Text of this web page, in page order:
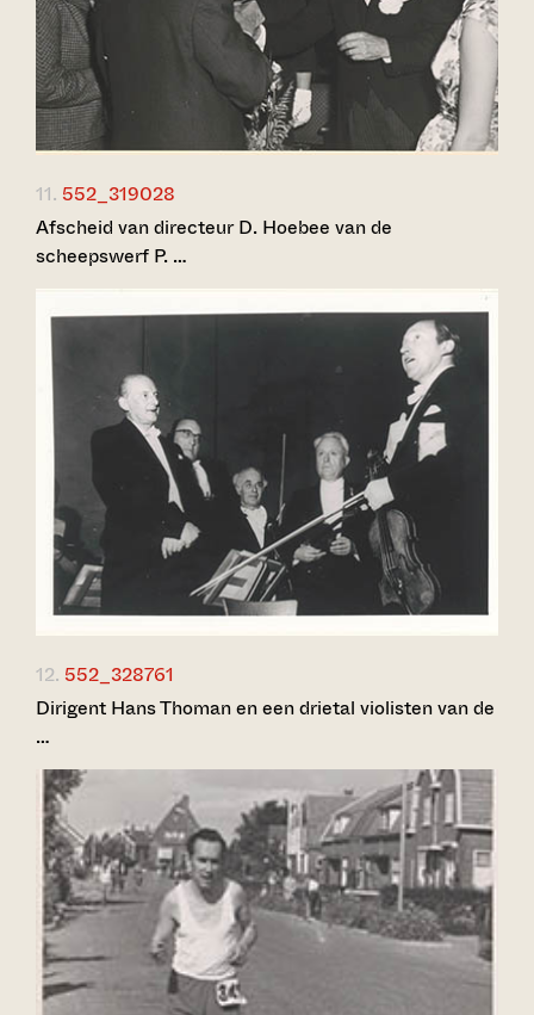
11. 552_319028
Afscheid van directeur D. Hoebee van de
scheepswerf P. …
12. 552_328761
Dirigent Hans Thoman en een drietal violisten van de
…